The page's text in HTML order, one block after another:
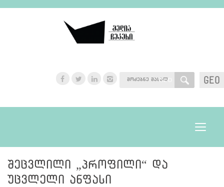
GEO
GEO
Toggle
შეცვლილი „პროფილი“ და
უცვლელი ანფასი